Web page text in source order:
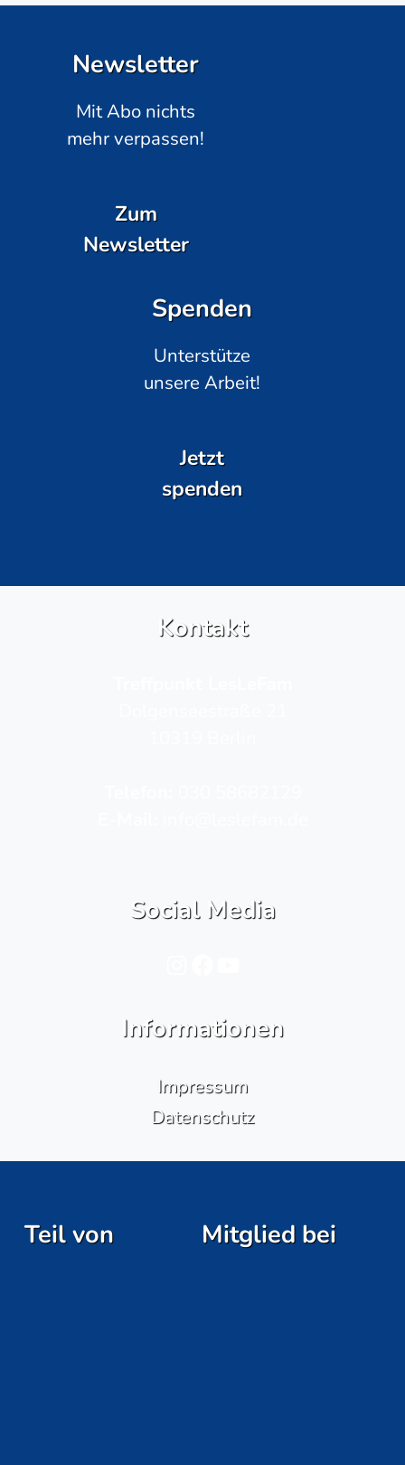
Newsletter
Mit Abo nichts
mehr verpassen!
Zum
Newsletter
Spenden
Unterstütze
unsere Arbeit!
Jetzt
spenden
Kontakt
Social Media
Informationen
Impressum
Datenschutz
Teil von Mitglied bei